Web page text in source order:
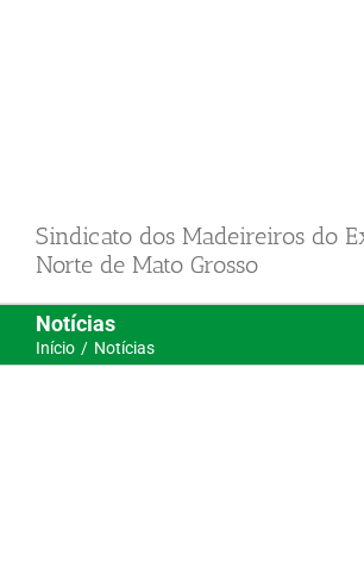
Sindicato dos Madeireiros do
Norte de Mato Grosso
Notícias
Início Notícias